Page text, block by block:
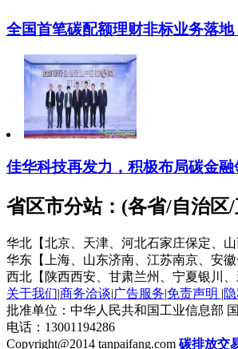
全国首笔碳配额理财非标业务落地
佳华科技再发力，积极布局碳金融
省区市分站：(各省/自治区
华北【北京、天津、河北石家庄保定、山
华东【上海、山东济南、江苏南京、安
西北【陕西西安、甘肃兰州、宁夏银川
关于我们|商务洽谈|广告服务|免责声明 |
批准单位：中华人民共和国工业信息部
电话：13001194286
Copyright@2014 tanpaifang.com 碳排放交